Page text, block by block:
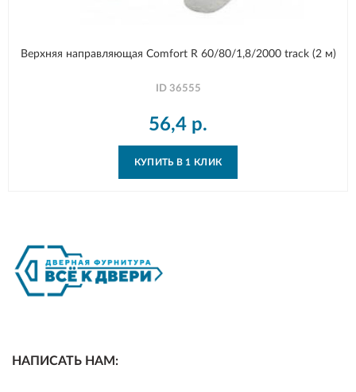
Верхняя направляющая Comfort R 60/80/1,8/2000 track (2 м)
ID 36555
56,4 р.
КУПИТЬ В 1 КЛИК
НАПИСАТЬ НАМ: